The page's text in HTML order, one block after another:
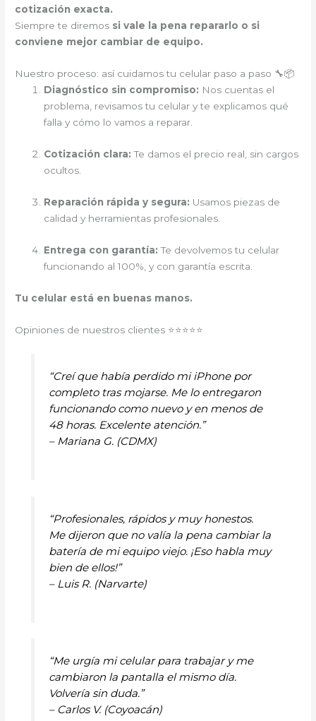
cotización exacta.
Siempre te diremos si vale la pena repararlo o si
conviene mejor cambiar de equipo.
Nuestro proceso: así cuidamos tu celular paso a paso 🔧📦
Diagnóstico sin compromiso: Nos cuentas el
problema, revisamos tu celular y te explicamos qué
falla y cómo lo vamos a reparar.
Cotización clara: Te damos el precio real, sin cargos
ocultos.
Reparación rápida y segura: Usamos piezas de
calidad y herramientas profesionales.
Entrega con garantía: Te devolvemos tu celular
funcionando al 100%, y con garantía escrita.
Tu celular está en buenas manos.
Opiniones de nuestros clientes ⭐⭐⭐⭐⭐
“Creí que había perdido mi iPhone por
completo tras mojarse. Me lo entregaron
funcionando como nuevo y en menos de
48 horas. Excelente atención.”
– Mariana G. (CDMX)
“Profesionales, rápidos y muy honestos.
Me dijeron que no valía la pena cambiar la
batería de mi equipo viejo. ¡Eso habla muy
bien de ellos!”
– Luis R. (Narvarte)
“Me urgía mi celular para trabajar y me
cambiaron la pantalla el mismo día.
Volvería sin duda.”
– Carlos V. (Coyoacán)